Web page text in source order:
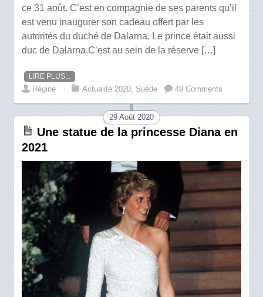
ce 31 août. C’est en compagnie de ses parents qu’il
est venu inaugurer son cadeau offert par les
autorités du duché de Dalarna. Le prince était aussi
duc de Dalarna.C’est au sein de la réserve […]
LIRE PLUS...
Régine ⋅ Actualité 2020, Suède 49 Comments
29 Août 2020
Une statue de la princesse Diana en
2021